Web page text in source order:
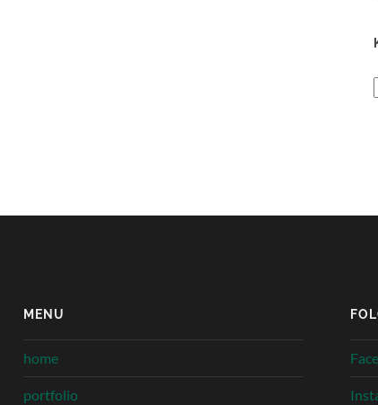
MENU
home
portfolio